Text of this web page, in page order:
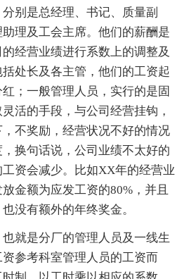
别是总经理、书记、质量副
理及工会主席。他们的薪酬是
经营业绩进行系数上的调整及
处长及各主管，他们的工资起
；一般管理人员，实行的是固
活的手段，与公司经营挂钩，
不奖励，经营状况不好的情况
换句话说，公司业绩不太好的
资会减少。比如XX年的经营业
金额为应发工资的80%，并且
没有额外的年终奖金。
就是分厂的管理人员及一线生
参考科室管理人员的工资而